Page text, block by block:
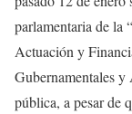
parlamentaria de la
Actuación y
Gubernamentales
pública, a pesar de